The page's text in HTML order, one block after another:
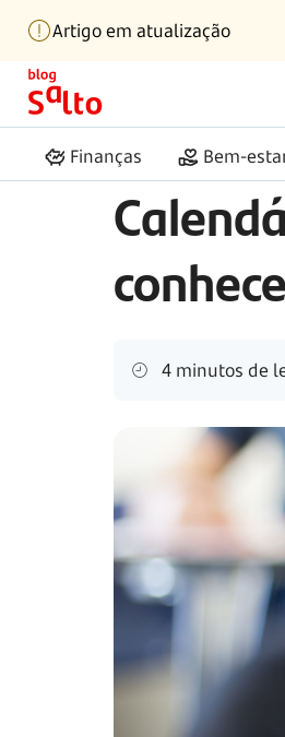
Artigo em atualização
Finanças Bem-
Início Salto Exames
4 minutos de